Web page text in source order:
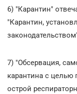
6) "Карантин"
"Карантин,
7) "Обсервация,
карантина с целью
острой